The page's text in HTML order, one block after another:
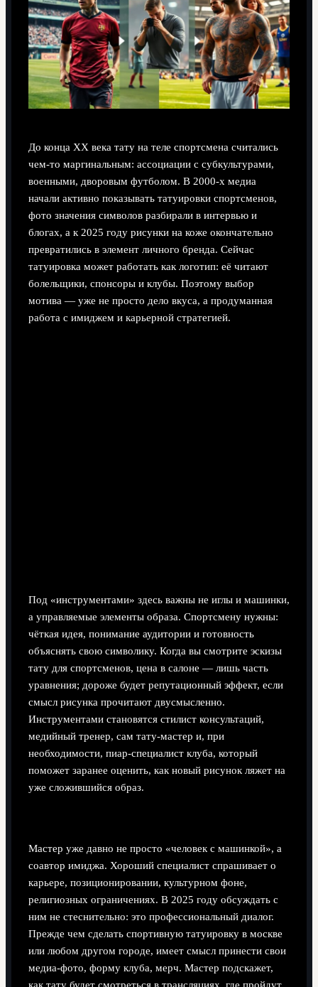
До конца XX века тату на теле спортсмена считались
чем‑то маргинальным: ассоциации с субкультурами,
военными, дворовым футболом. В 2000‑х медиа
начали активно показывать татуировки спортсменов,
фото значения символов разбирали в интервью и
блогах, а к 2025 году рисунки на коже окончательно
превратились в элемент личного бренда. Сейчас
татуировка может работать как логотип: её читают
болельщики, спонсоры и клубы. Поэтому выбор
мотива — уже не просто дело вкуса, а продуманная
работа с имиджем и карьерной стратегией.
Под «инструментами» здесь важны не иглы и машинки,
а управляемые элементы образа. Спортсмену нужны:
чёткая идея, понимание аудитории и готовность
объяснять свою символику. Когда вы смотрите эскизы
тату для спортсменов, цена в салоне — лишь часть
уравнения; дороже будет репутационный эффект, если
смысл рисунка прочитают двусмысленно.
Инструментами становятся стилист консультаций,
медийный тренер, сам тату‑мастер и, при
необходимости, пиар‑специалист клуба, который
поможет заранее оценить, как новый рисунок ляжет на
уже сложившийся образ.
Мастер уже давно не просто «человек с машинкой», а
соавтор имиджа. Хороший специалист спрашивает о
карьере, позиционировании, культурном фоне,
религиозных ограничениях. В 2025 году обсуждать с
ним не стеснительно: это профессиональный диалог.
Прежде чем сделать спортивную татуировку в москве
или любом другом городе, имеет смысл принести свои
медиа‑фото, форму клуба, мерч. Мастер подскажет,